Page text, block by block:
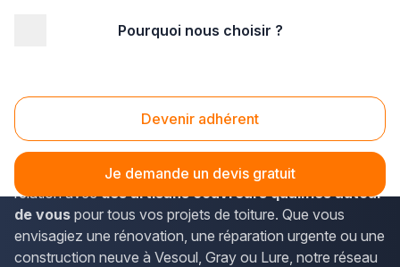
Pourquoi nous choisir ?
Devenir adhérent
Je demande un devis gratuit
Couvreur Haute-Saône (70)
Vous recherchez un spécialiste en couverture dans la
Haute-Saône ? La solution Plus que pro vous met en
relation avecdes artisans couvreurs qualifiés autour
de vous pour tous vos projets de toiture. Que vous
envisagiez une rénovation, une réparation urgente ou une
construction neuve à Vesoul, Gray ou Lure, notre réseau